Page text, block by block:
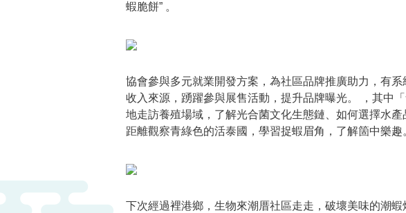
蝦脆餅” 。
協會參與多元就業開發方案，為社區品牌推廣助力，有
收入來源，踴躍參與展售活動，提升品牌曝光。 ，其中
地走訪養殖場域，了解光合菌文化生態鏈、如何選擇水
距離觀察青綠色的活泰國，學習捉蝦眉角，了解箇中樂趣
下次經過裡港鄉，生物來潮厝社區走走，破壞美味的潮蝦